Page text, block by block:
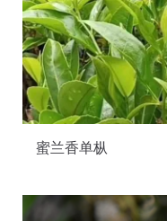
蜜兰香单枞